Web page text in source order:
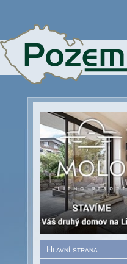
Hlavní strana